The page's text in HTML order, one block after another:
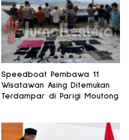
Speedboat Pembawa 11
Wisatawan Asing Ditemukan
Terdampar di Parigi Moutong